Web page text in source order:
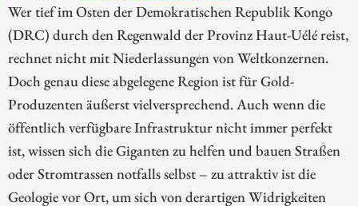
Wer tief im Osten der Demokratischen Republik Kongo
(DRC) durch den Regenwald der Provinz Haut-Uélé reist,
rechnet nicht mit Niederlassungen von Weltkonzernen.
Doch genau diese abgelegene Region ist für Gold-
Produzenten äußerst vielversprechend. Auch wenn die
öffentlich verfügbare Infrastruktur nicht immer perfekt
ist, wissen sich die Giganten zu helfen und bauen Straßen
oder Stromtrassen notfalls selbst – zu attraktiv ist die
Geologie vor Ort, um sich von derartigen Widrigkeiten